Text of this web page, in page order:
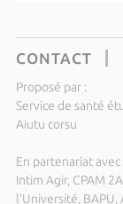
CONTACT
Proposé par :
Service de santé
Aiutu corsu
En partenariat avec
Intim Agir, CPAM
l’Université,